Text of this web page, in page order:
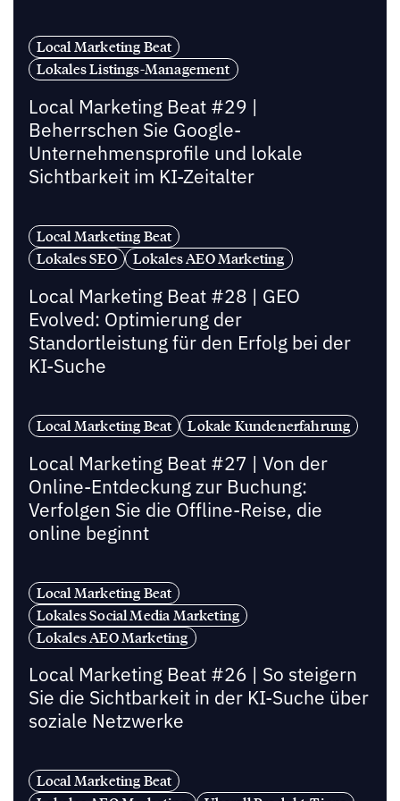
Local Marketing Beat
Lokales Listings-Management
Local Marketing Beat #29 |
Beherrschen Sie Google-
Unternehmensprofile und lokale
Sichtbarkeit im KI-Zeitalter
Local Marketing Beat
Lokales SEO
Lokales AEO Marketing
Local Marketing Beat #28 | GEO
Evolved: Optimierung der
Standortleistung für den Erfolg bei der
KI-Suche
Local Marketing Beat Lokale Kundenerfahrung
Local Marketing Beat #27 | Von der
Online-Entdeckung zur Buchung:
Verfolgen Sie die Offline-Reise, die
online beginnt
Local Marketing Beat
Lokales Social Media Marketing
Lokales AEO Marketing
Local Marketing Beat #26 | So steigern
Sie die Sichtbarkeit in der KI-Suche über
soziale Netzwerke
Local Marketing Beat